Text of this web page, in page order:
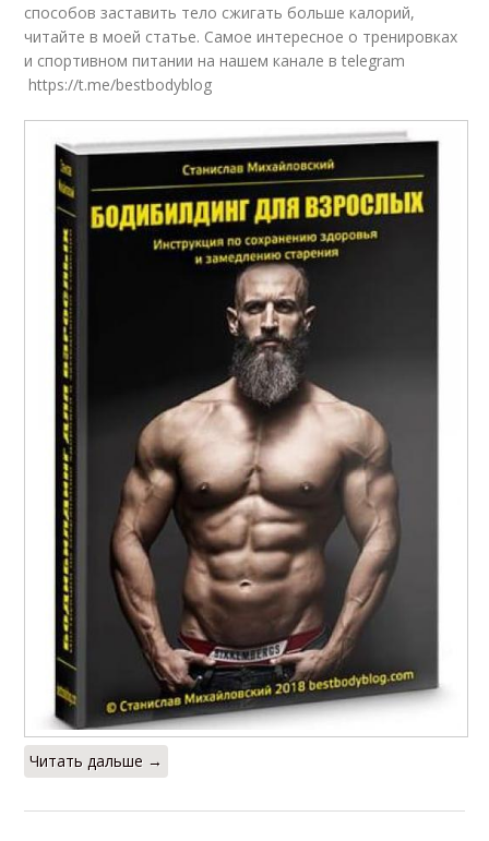
способов заставить тело сжигать больше калорий,
читайте в моей статье. Самое интересное о тренировках
и спортивном питании на нашем канале в telegram
https://t.me/bestbodyblog
Читать дальше →